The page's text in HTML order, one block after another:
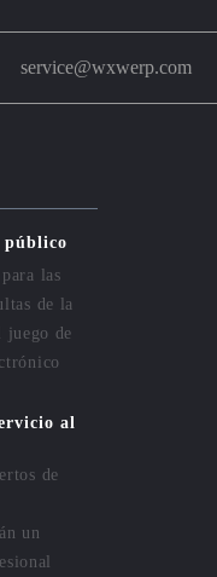
service@wxwerp.com
las
de la
juego de
al
de
un